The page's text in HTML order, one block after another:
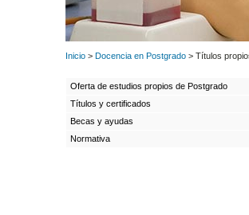
Inicio > Docencia en Postgrado > Títulos
Oferta de estudios propios de Postgrado
Títulos y certificados
Becas y ayudas
Normativa